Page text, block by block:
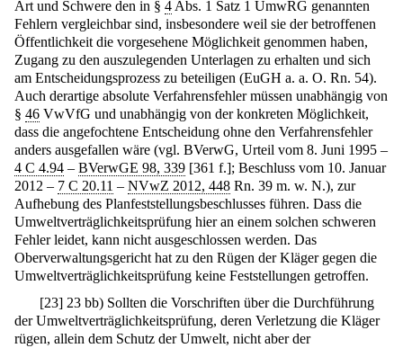
Art und Schwere den in § 4 Abs. 1 Satz 1 UmwRG genannten
Fehlern vergleichbar sind, insbesondere weil sie der betroffenen
Öffentlichkeit die vorgesehene Möglichkeit genommen haben,
Zugang zu den auszulegenden Unterlagen zu erhalten und sich
am Entscheidungsprozess zu beteiligen (EuGH a. a. O. Rn. 54).
Auch derartige absolute Verfahrensfehler müssen unabhängig von
§ 46 VwVfG und unabhängig von der konkreten Möglichkeit,
dass die angefochtene Entscheidung ohne den Verfahrensfehler
anders ausgefallen wäre (vgl. BVerwG, Urteil vom 8. Juni 1995 –
4 C 4.94 – BVerwGE 98, 339 [361 f.]; Beschluss vom 10. Januar
2012 – 7 C 20.11 – NVwZ 2012, 448 Rn. 39 m. w. N.), zur
Aufhebung des Planfeststellungsbeschlusses führen. Dass die
Umweltverträglichkeitsprüfung hier an einem solchen schweren
Fehler leidet, kann nicht ausgeschlossen werden. Das
Oberverwaltungsgericht hat zu den Rügen der Kläger gegen die
Umweltverträglichkeitsprüfung keine Feststellungen getroffen.
[23] 23 bb) Sollten die Vorschriften über die Durchführung
der Umweltverträglichkeitsprüfung, deren Verletzung die Kläger
rügen, allein dem Schutz der Umwelt, nicht aber der